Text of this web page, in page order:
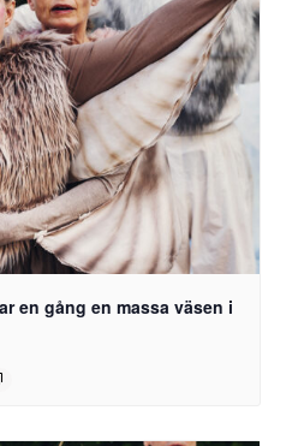
en gång en massa väsen i